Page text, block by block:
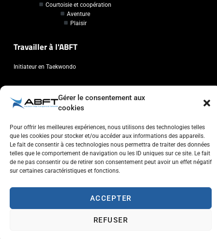
Gérer le consentement aux
cookies
Pour offrir les meilleures expériences, nous utilisons des technologies telles
que les cookies pour stocker et/ou accéder aux informations des appareils.
Le fait de consentir à ces technologies nous permettra de traiter des données
telles que le comportement de navigation ou les ID uniques sur ce site. Le fait
de ne pas consentir ou de retirer son consentement peut avoir un effet négatif
sur certaines caractéristiques et fonctions.
ACCEPTER
REFUSER
Courtoisie et coopération
Aventure
Plaisir
Travailler à l'ABFT
Initiateur en Taekwondo
Association Belge Francophone de Taekwondo
Chaussée de Wavre, 2057 - 1160 Auderghem
info@abft.be
+32 (0)2 347 34 77
Copyright © 2023 ABFT.BE – Tous droits réservés